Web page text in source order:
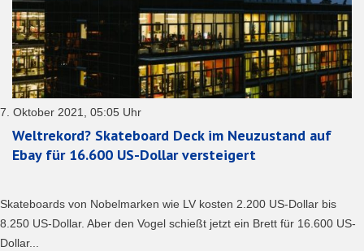
7. Oktober 2021, 05:05 Uhr
Weltrekord? Skateboard Deck im Neuzustand auf
Ebay für 16.600 US-Dollar versteigert
Skateboards von Nobelmarken wie LV kosten 2.200 US-Dollar bis
8.250 US-Dollar. Aber den Vogel schießt jetzt ein Brett für 16.600 US-
Dollar...